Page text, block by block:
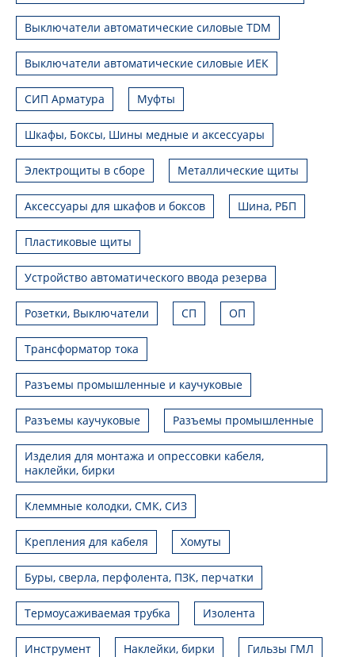
Выключатели автоматические силовые TDM
Выключатели автоматические силовые ИЕК
СИП Арматура Муфты
Шкафы, Боксы, Шины медные и аксессуары
Электрощиты в сборе Металлические щиты
Аксессуары для шкафов и боксов Шина, РБП
Пластиковые щиты
Устройство автоматического ввода резерва
Розетки, Выключатели СП ОП
Трансформатор тока
Разъемы промышленные и каучуковые
Разъемы каучуковые Разъемы промышленные
Изделия для монтажа и опрессовки кабеля,
наклейки, бирки
Клеммные колодки, СМК, СИЗ
Крепления для кабеля Хомуты
Буры, сверла, перфолента, ПЗК, перчатки
Термоусаживаемая трубка Изолента
Инструмент Наклейки, бирки Гильзы ГМЛ